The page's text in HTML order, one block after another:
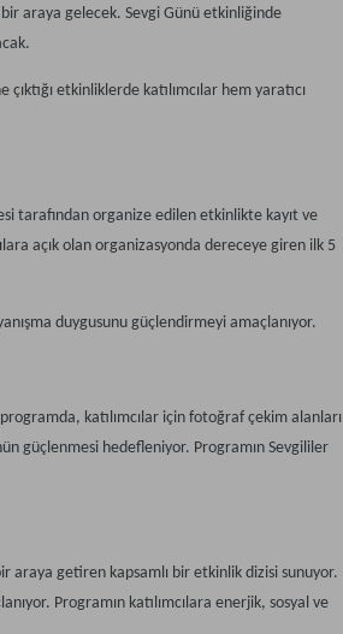
araya gelecek. Sevgi Günü etkinliğinde
etkinliklerde katılımcılar hem yaratıcı
tarafından organize edilen etkinlikte kayıt ve
açık olan organizasyonda dereceye giren ilk 5
duygusunu güçlendirmeyi amaçlanıyor.
katılımcılar için fotoğraf çekim alanları
güçlenmesi hedefleniyor. Programın Sevgililer
araya getiren kapsamlı bir etkinlik dizisi sunuyor.
Programın katılımcılara enerjik, sosyal ve